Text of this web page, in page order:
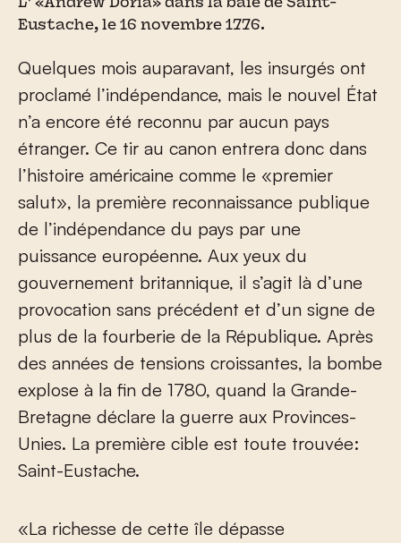
L' «Andrew Doria» dans la baie de Saint-
Eustache, le 16 novembre 1776.
Quelques mois auparavant, les insurgés ont
proclamé l’indépendance, mais le nouvel État
n’a encore été reconnu par aucun pays
étranger. Ce tir au canon entrera donc dans
l’histoire américaine comme le «premier
salut», la première reconnaissance publique
de l’indépendance du pays par une
puissance européenne. Aux yeux du
gouvernement britannique, il s’agit là d’une
provocation sans précédent et d’un signe de
plus de la fourberie de la République. Après
des années de tensions croissantes, la bombe
explose à la fin de 1780, quand la Grande-
Bretagne déclare la guerre aux Provinces-
Unies. La première cible est toute trouvée:
Saint-Eustache.
«La richesse de cette île dépasse